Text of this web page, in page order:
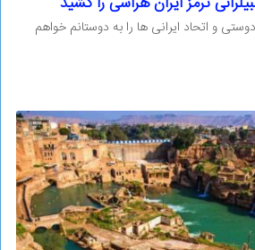
و اتحاد ایرانی ها را به دوستانم خواهم